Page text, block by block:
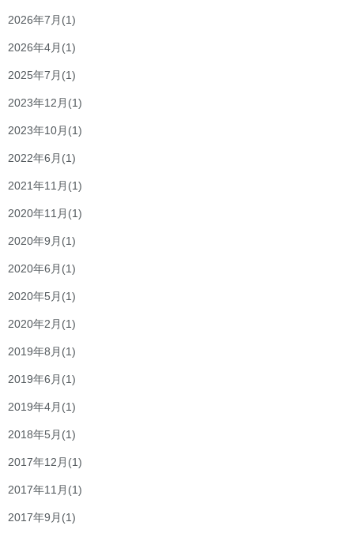
2026年7月 (1)
2026年4月 (1)
2025年7月 (1)
2023年12月 (1)
2023年10月 (1)
2022年6月 (1)
2021年11月 (1)
2020年11月 (1)
2020年9月 (1)
2020年6月 (1)
2020年5月 (1)
2020年2月 (1)
2019年8月 (1)
2019年6月 (1)
2019年4月 (1)
2018年5月 (1)
2017年12月 (1)
2017年11月 (1)
2017年9月 (1)